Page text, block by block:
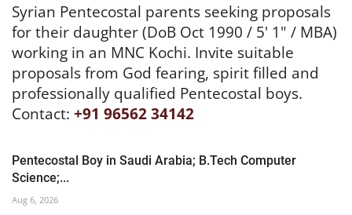
Syrian Pentecostal parents seeking proposals
for their daughter (DoB Oct 1990 / 5' 1" / MBA)
working in an MNC Kochi. Invite suitable
proposals from God fearing, spirit filled and
professionally qualified Pentecostal boys.
Contact: +91 96562 34142
Pentecostal Boy in Saudi Arabia; B.Tech Computer
Science;...
Aug 6, 2026